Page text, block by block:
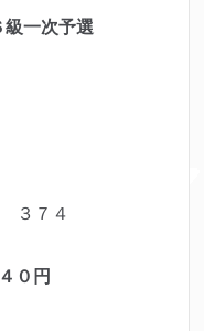
一次予選
７４
０円